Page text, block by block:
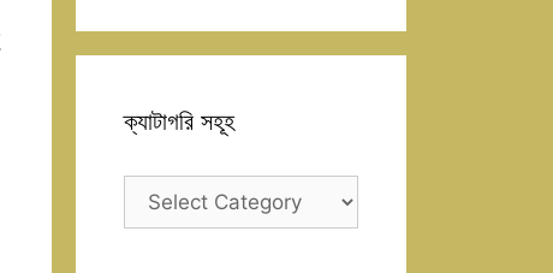
ক্যাটাগরি সহূহ
ক্যাটাগরি